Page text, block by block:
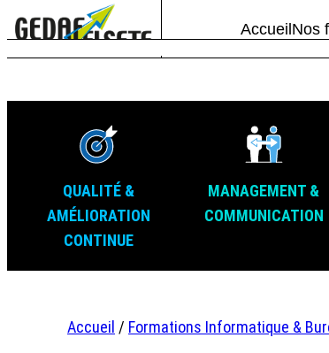
AccueilNos
QUALITÉ &
AMÉLIORATION
CONTINUE
MANAGEMENT &
COMMUNICATION
Accueil / Formations Informatique &